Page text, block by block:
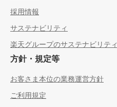
採用情報
サステナビリティ
楽天グループのサステナビリティ
方針・規定等
お客さま本位の業務運営方針
ご利用規定